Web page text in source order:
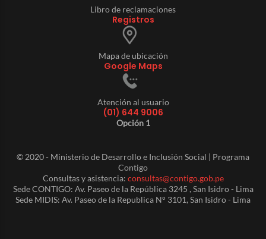
Libro de reclamaciones
Registros
Mapa de ubicación
Google Maps
Atención al usuario
(01) 644 9006
Opción 1
© 2020 - Ministerio de Desarrollo e Inclusión Social | Programa
Contigo
Consultas y asistencia: consultas@contigo.gob.pe
Sede CONTIGO: Av. Paseo de la República 3245 , San Isidro - Lima
Sede MIDIS: Av. Paseo de la Republica N° 3101, San Isidro - Lima